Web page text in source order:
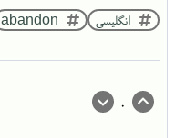
انگلیسی abandon
0